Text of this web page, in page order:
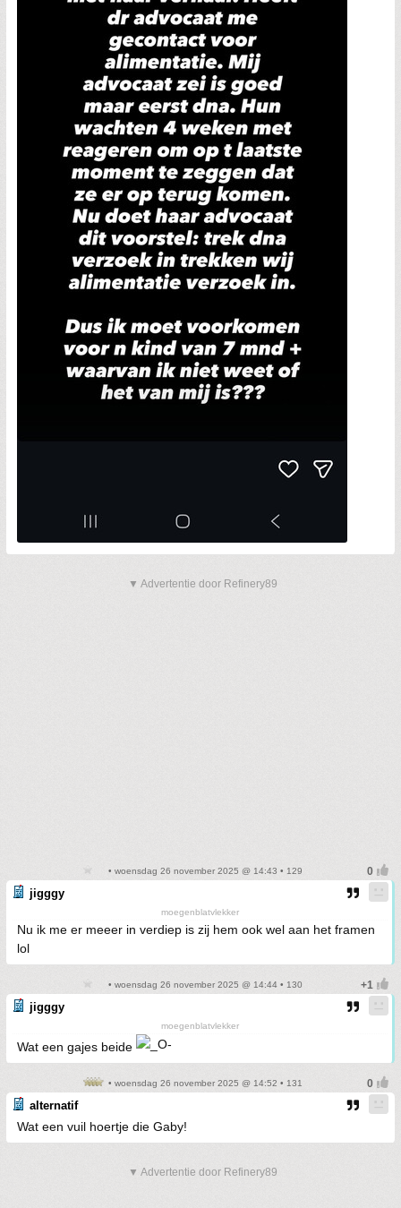
▼ Advertentie door Refinery89
• woensdag 26 november 2025 @ 14:43 • 129
jigggy
moegenblatvlekker
Nu ik me er meeer in verdiep is zij hem ook wel aan het framen
lol
• woensdag 26 november 2025 @ 14:44 • 130
jigggy
moegenblatvlekker
Wat een gajes beide
• woensdag 26 november 2025 @ 14:52 • 131
alternatif
Wat een vuil hoertje die Gaby!
▼ Advertentie door Refinery89